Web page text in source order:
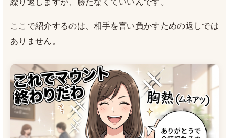
ここで紹介するのは、相手を言い負かすための返しでは
ありません。